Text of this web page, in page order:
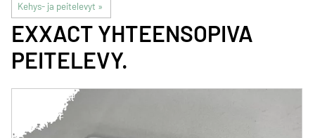
Kehys- ja peitelevyt ‪»
EXXACT YHTEENSOPIVA
PEITELEVY.